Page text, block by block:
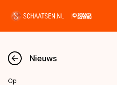
Nieuws
Nieuws
Op